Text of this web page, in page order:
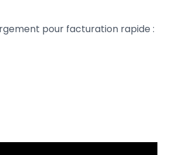
pour facturation rapide :